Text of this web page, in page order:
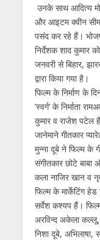
उनके साथ आदित्य
और आइटम क्वीन
पसंद कर रहे हैं।
निर्देशक शाद कुमार
जनवरी से बिहार,
द्वारा किया गया है।
फिल्म के निर्माण के
’स्वर्ग’ के निर्माता
कुमार व राजेश पटेल
जानेमाने गीतकार
मुन्ना दूबे ने फिल्म के
संगीतकार छोटे बाबा
कला नाजिर खान व
फिल्म के मार्केटिंग
सर्वेश कश्यप हैं।
अरविन्द अकेला कल्लू,
निशा दूबे, अभिलाषा,